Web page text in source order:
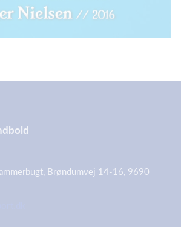
Brøndumvej 14-16, 9690